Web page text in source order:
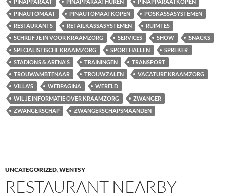
PINAUTOMAAT
PINAUTOMAATKOPEN
POSKASSASYSTEMEN
RESTAURANTS
RETAILKASSASYSTEMEN
RUIMTES
SCHRIJF JE IN VOOR KRAAMZORG
SERVICES SHOW
SNACKS
SPECIALISTISCHE KRAAMZORG
SPORTHALLEN
SPREKER
STADIONS & ARENA'S
TRAININGEN
TRANSPORT
TROUWAMBTENAAR
TROUWZALEN
VACATURE KRAAMZORG
VILLA'S
WEBPAGINA
WERELD
WIL JE INFORMATIE OVER KRAAMZORG
ZWANGER
ZWANGERSCHAP
ZWANGERSCHAPSMAANDEN
UNCATEGORIZED,WENTSY
RESTAURANT NEARBY